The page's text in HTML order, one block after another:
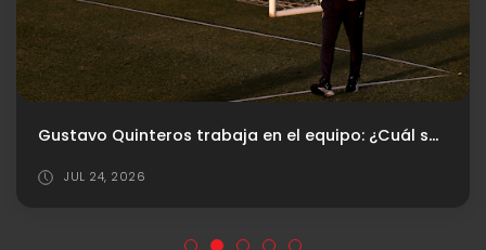
Gustavo Quinteros trabaja en el equipo: ¿Cuál será el XI para el debut?
JUL 24, 2026